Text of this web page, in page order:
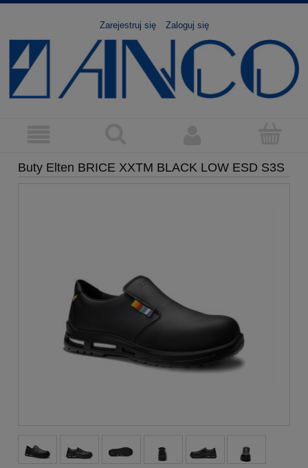
Zarejestruj się Zaloguj się
Buty Elten BRICE XXTM BLACK LOW ESD S3S